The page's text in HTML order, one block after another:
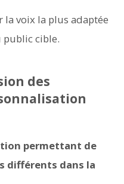
la voix la plus adaptée
cible.
des
permettant de
différents dans la